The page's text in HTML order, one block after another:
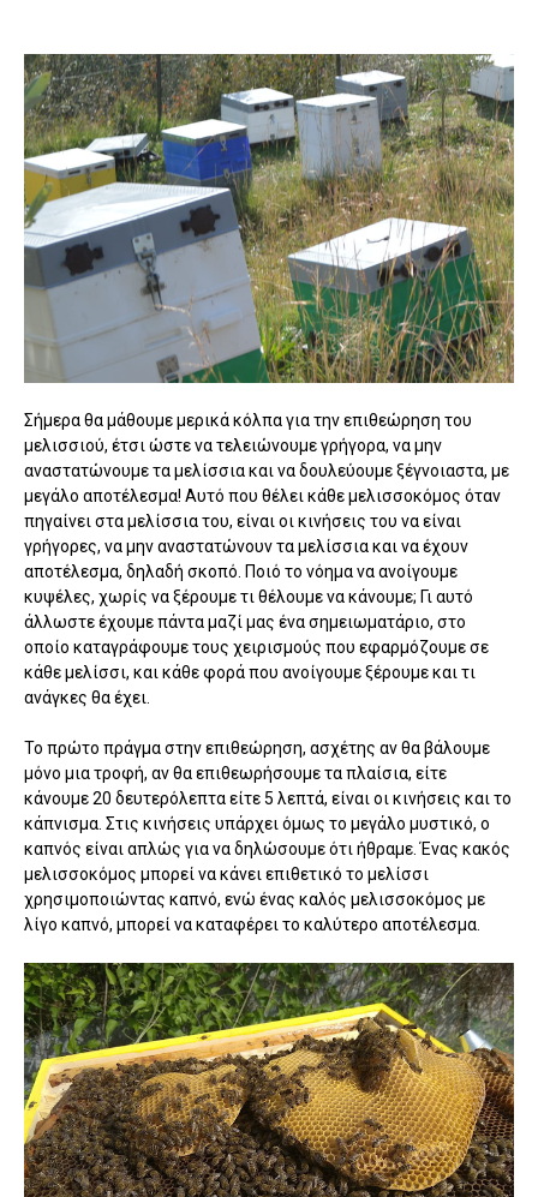
Σήμερα θα μάθουμε μερικά κόλπα για την επιθεώρηση του
μελισσιού, έτσι ώστε να τελειώνουμε γρήγορα, να μην
αναστατώνουμε τα μελίσσια και να δουλεύουμε ξέγνοιαστα, με
μεγάλο αποτέλεσμα! Αυτό που θέλει κάθε μελισσοκόμος όταν
πηγαίνει στα μελίσσια του, είναι οι κινήσεις του να είναι
γρήγορες, να μην αναστατώνουν τα μελίσσια και να έχουν
αποτέλεσμα, δηλαδή σκοπό. Ποιό το νόημα να ανοίγουμε
κυψέλες, χωρίς να ξέρουμε τι θέλουμε να κάνουμε; Γι αυτό
άλλωστε έχουμε πάντα μαζί μας ένα σημειωματάριο, στο
οποίο καταγράφουμε τους χειρισμούς που εφαρμόζουμε σε
κάθε μελίσσι, και κάθε φορά που ανοίγουμε ξέρουμε και τι
ανάγκες θα έχει.
Το πρώτο πράγμα στην επιθεώρηση, ασχέτης αν θα βάλουμε
μόνο μια τροφή, αν θα επιθεωρήσουμε τα πλαίσια, είτε
κάνουμε 20 δευτερόλεπτα είτε 5 λεπτά, είναι οι κινήσεις και το
κάπνισμα. Στις κινήσεις υπάρχει όμως το μεγάλο μυστικό, ο
καπνός είναι απλώς για να δηλώσουμε ότι ήθραμε. Ένας κακός
μελισσοκόμος μπορεί να κάνει επιθετικό το μελίσσι
χρησιμοποιώντας καπνό, ενώ ένας καλός μελισσοκόμος με
λίγο καπνό, μπορεί να καταφέρει το καλύτερο αποτέλεσμα.